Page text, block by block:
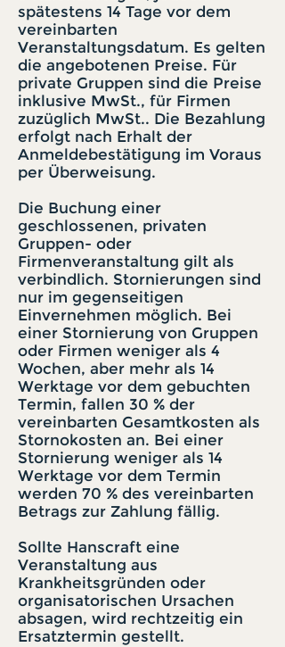
spätestens 14 Tage vor dem
vereinbarten
Veranstaltungsdatum. Es gelten
die angebotenen Preise. Für
private Gruppen sind die Preise
inklusive MwSt., für Firmen
zuzüglich MwSt.. Die Bezahlung
erfolgt nach Erhalt der
Anmeldebestätigung im Voraus
per Überweisung.
Die Buchung einer
geschlossenen, privaten
Gruppen- oder
Firmenveranstaltung gilt als
verbindlich. Stornierungen sind
nur im gegenseitigen
Einvernehmen möglich. Bei
einer Stornierung von Gruppen
oder Firmen weniger als 4
Wochen, aber mehr als 14
Werktage vor dem gebuchten
Termin, fallen 30 % der
vereinbarten Gesamtkosten als
Stornokosten an. Bei einer
Stornierung weniger als 14
Werktage vor dem Termin
werden 70 % des vereinbarten
Betrags zur Zahlung fällig.
Sollte Hanscraft eine
Veranstaltung aus
Krankheitsgründen oder
organisatorischen Ursachen
absagen, wird rechtzeitig ein
Ersatztermin gestellt.